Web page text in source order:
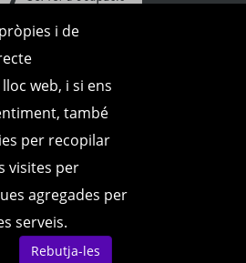
i de
web, i si ens
també
per recopilar
visites per
agregades per
serveis.
Rebutja-les
2026 | Tots els drets